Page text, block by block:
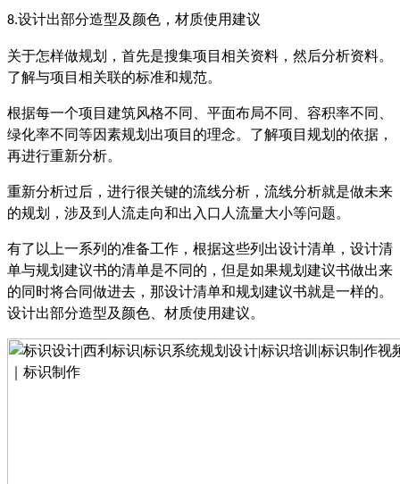
8.设计出部分造型及颜色，材质使用建议
关于怎样做规划，首先是搜集项目相关资料，然后分析资料。
了解与项目相关联的标准和规范。
根据每一个项目建筑风格不同、平面布局不同、容积率不同、
绿化率不同等因素规划出项目的理念。了解项目规划的依据，
再进行重新分析。
重新分析过后，进行很关键的流线分析，流线分析就是做未来
的规划，涉及到人流走向和出入口人流量大小等问题。
有了以上一系列的准备工作，根据这些列出设计清单，设计清
单与规划建议书的清单是不同的，但是如果规划建议书做出来
的同时将合同做进去，那设计清单和规划建议书就是一样的。
设计出部分造型及颜色、材质使用建议。